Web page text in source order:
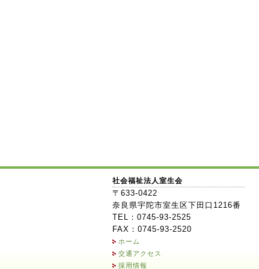
社会福祉法人室生会
〒633-0422
奈良県宇陀市室生区下田口1216番
TEL：0745-93-2525
FAX：0745-93-2520
ホーム
交通アクセス
採用情報